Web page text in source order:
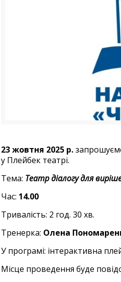
23 жовтня 2025 р.запрошуємо
у Плейбек театрі.
Тема: Театр діалогу для
Час: 14.00
Тривалість: 2 год. 30 хв.
Тренерка: Олена
У програмі: інтерактивна
Місце проведення буде